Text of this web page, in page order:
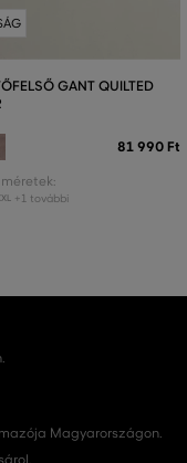
GANT QUILTED
81 990 Ft
+1 további
Magyarországon.